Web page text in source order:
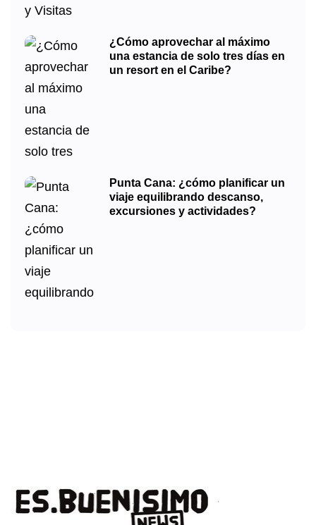
¿Cómo aprovechar al máximo
una estancia de solo tres días en
un resort en el Caribe?
Punta Cana: ¿cómo planificar un
viaje equilibrando descanso,
excursiones y actividades?